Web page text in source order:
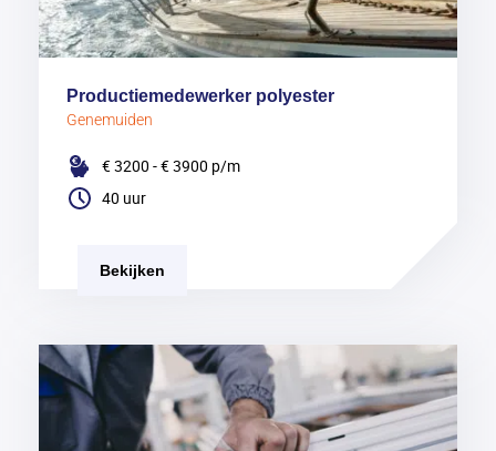
Productiemedewerker polyester
Genemuiden
€ 3200 - € 3900 p/m
40 uur
Bekijken